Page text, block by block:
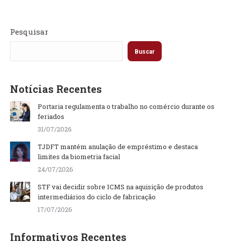
Pesquisar
Buscar
Notícias Recentes
Portaria regulamenta o trabalho no comércio durante os
feriados
31/07/2026
TJDFT mantém anulação de empréstimo e destaca
limites da biometria facial
24/07/2026
STF vai decidir sobre ICMS na aquisição de produtos
intermediários do ciclo de fabricação
17/07/2026
Informativos Recentes